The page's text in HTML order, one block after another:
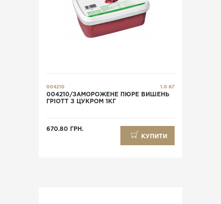
004210 1.0 КГ
004210/ЗАМОРОЖЕНЕ ПЮРЕ ВИШЕНЬ
ГРІОТТ З ЦУКРОМ 1КГ
670.80 ГРН.
КУПИТИ